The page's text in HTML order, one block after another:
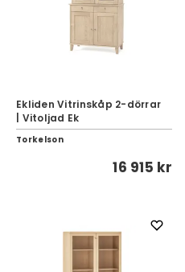
Ekliden Vitrinskåp 2-dörrar
| Vitoljad Ek
Torkelson
16 915 kr